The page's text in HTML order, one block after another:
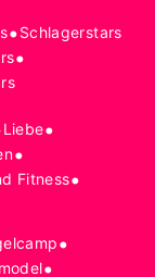
•Schlagerstars
•
Liebe•
•
Fitness•
•
•